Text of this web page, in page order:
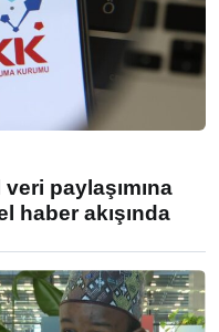
paylaşımına
haber akışında